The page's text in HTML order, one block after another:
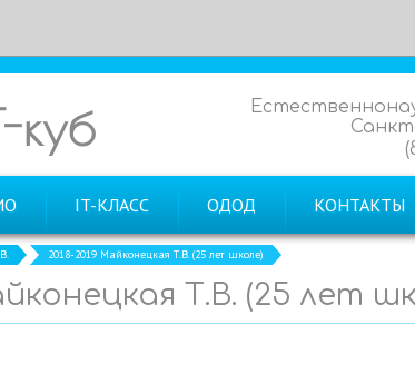
куб
IT-КЛАСС ОДОД КОНТАКТЫ
2018-2019 Майконецкая Т.В. (25 лет школе)
Т.В. (25 лет